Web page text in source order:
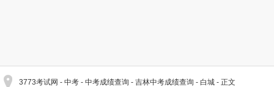
3773考试网 - 中考 - 中考成绩查询 - 吉林中考成绩查询 - 白城 - 正文